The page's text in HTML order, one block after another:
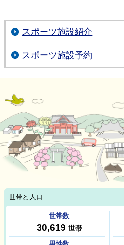
スポーツ施設紹介
スポーツ施設予約